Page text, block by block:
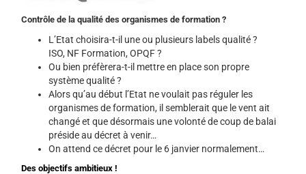
Contrôle de la qualité des organismes de formation ?
L’Etat choisira-t-il une ou plusieurs labels qualité ?
ISO, NF Formation,OPQF?
Ou bien préfèrera-t-il mettre en place son propre
système qualité ?
Alors qu’au début l’Etat ne voulait pas réguler les
organismes de formation, il semblerait que le vent ait
changé et que désormais une volonté de coup de balai
préside au décret à venir…
On attend ce décret pour le 6 janvier normalement…
Des objectifs ambitieux !